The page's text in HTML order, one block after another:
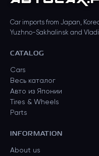
Car imports from Japan,
Yuzhno-Sakhalinsk and
CATALOG
Cars
Весь каталог
Авто из Японии
Tires & Wheels
Parts
INFORMATION
About us